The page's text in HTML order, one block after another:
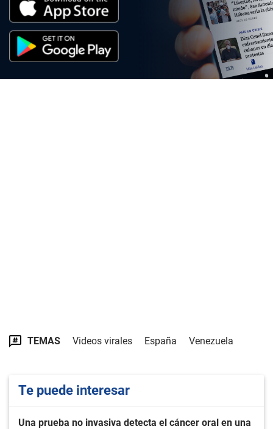
TEMAS Videos virales España Venezuela
Te puede interesar
Una prueba no invasiva detecta el cáncer oral en una